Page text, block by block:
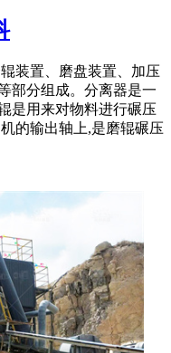
装置、磨盘装置、加压
部分组成。分离器是一
是用来对物料进行碾压
的输出轴上,是磨辊碾压